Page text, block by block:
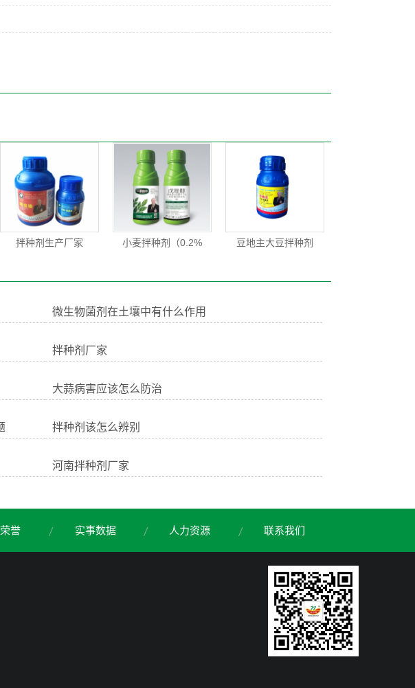
拌种剂生产厂家 小麦拌种剂（0.2% 豆地主大豆拌种剂
微生物菌剂在土壤中有什么作用
拌种剂厂家
大蒜病害应该怎么防治
拌种剂该怎么辨别
河南拌种剂厂家
誉 实事数据 人力资源 联系我们